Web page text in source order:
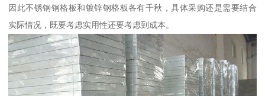
因此不锈钢钢格板和镀锌钢格板各有千秋，具体采购还是需要结合
实际情况，既要考虑实用性还要考虑到成本。